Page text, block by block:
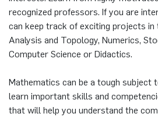
recognized professors. If you are
can keep track of exciting projects in
Analysis and Topology, Numerics,
Computer Science or Didactics.
Mathematics can be a tough subject
learn important skills and
that will help you understand the